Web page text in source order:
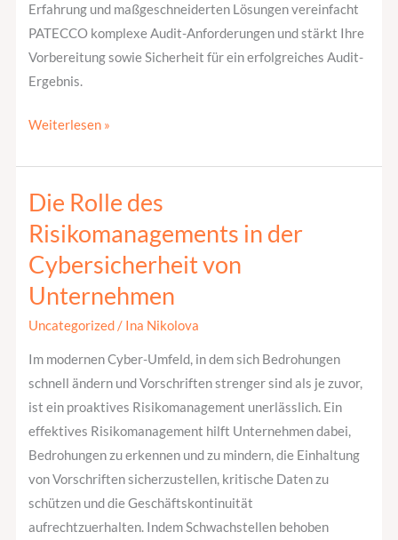
Erfahrung und maßgeschneiderten Lösungen vereinfacht
PATECCO komplexe Audit-Anforderungen und stärkt Ihre
Vorbereitung sowie Sicherheit für ein erfolgreiches Audit-
Ergebnis.
Weiterlesen »
Die Rolle des
Risikomanagements in der
Cybersicherheit von
Unternehmen
Uncategorized/ Ina Nikolova
Im modernen Cyber-Umfeld, in dem sich Bedrohungen
schnell ändern und Vorschriften strenger sind als je zuvor,
ist ein proaktives Risikomanagement unerlässlich. Ein
effektives Risikomanagement hilft Unternehmen dabei,
Bedrohungen zu erkennen und zu mindern, die Einhaltung
von Vorschriften sicherzustellen, kritische Daten zu
schützen und die Geschäftskontinuität
aufrechtzuerhalten. Indem Schwachstellen behoben
Die
Rolle
des
Risikomanagements
der
von
Unternehmen